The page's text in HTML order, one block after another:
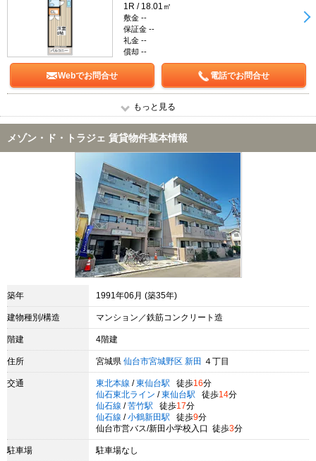
1R / 18.01㎡
敷金 --
保証金 --
礼金 --
償却 --
Webでお問合せ 電話でお問合せ
もっと見る
メゾン・ド・トラジェ 賃貸物件基本情報
築年 1991年06月 (築35年)
建物種別/構造 マンション／鉄筋コンクリート造
階建 4階建
住所 宮城県 仙台市宮城野区 新田 ４丁目
交通 東北本線 / 東仙台駅 徒歩16分
仙石東北ライン / 東仙台駅 徒歩14分
仙石線 / 苦竹駅 徒歩17分
仙石線 / 小鶴新田駅 徒歩9分
仙台市営バス/新田小学校入口 徒歩3分
駐車場 駐車場なし